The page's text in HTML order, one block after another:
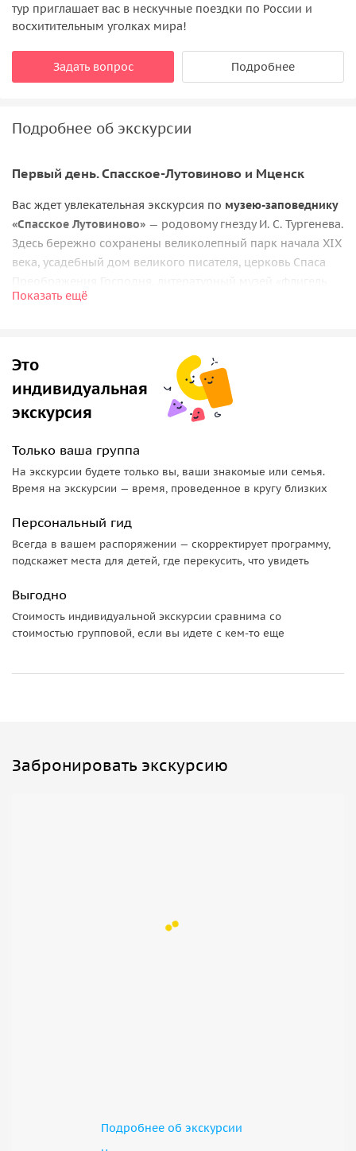
тур приглашает вас в нескучные поездки по России и
восхитительным уголках мира!
Задать вопрос Подробнее
Подробнее об экскурсии
Первый день. Спасское-Лутовиново и Мценск
Вас ждет увлекательная экскурсия по музею-заповеднику
«Спасское Лутовиново» — родовому гнезду И. С. Тургенева.
Здесь бережно сохранены великолепный парк начала XIX
века, усадебный дом великого писателя, церковь Спаса
изгнанника» и надворные постройки.
родился и жил в своем имении Афанасий Афанасьевич
Фет. Всей образованной части России город был известен
по знаменитому произведению Лескова «Леди Макбет
Второй день. Орловское полесье
Во второй день мы отправимся в национальный парк
где расположилась церковь святой Живоначальной
Троицы, одна из древнейших в Орле. Вселе Ильинскоемы
посетим музей «Тургеневское полесье» — единственный
Полесья. Послушаем рассказ экскурсовода, а также
народные песни.
Желающие могут сходить вместный зоопарк, где живут
Показать ещё
Это
индивидуальная
экскурсия
Только ваша группа
На экскурсии будете только вы, ваши знакомые или семья.
Время на экскурсии — время, проведенное в кругу близких
Персональный гид
Всегда в вашем распоряжении — скорректирует программу,
подскажет места для детей, где перекусить, что увидеть
Выгодно
Стоимость индивидуальной экскурсии сравнима со
стоимостью групповой, если вы идете с кем-то еще
Забронировать экскурсию
Подробнее об экскурсии